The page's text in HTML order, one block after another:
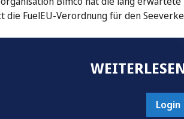
die FuelEU-Verordnung für den
Login